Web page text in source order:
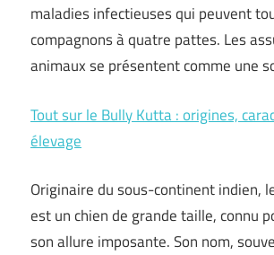
maladies infectieuses qui peuvent
compagnons à quatre pattes. Les
animaux se présentent comme une
Tout sur le Bully Kutta : origines,
élevage
Originaire du sous-continent indien,
est un chien de grande taille, connu
son allure imposante. Son nom,